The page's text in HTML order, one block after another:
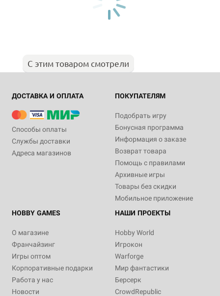
С этим товаром смотрели
ДОСТАВКА И ОПЛАТА
Способы оплаты
Службы доставки
Адреса магазинов
ПОКУПАТЕЛЯМ
Подобрать игру
Бонусная программа
Информация о заказе
Возврат товара
Помощь с правилами
Архивные игры
Товары без скидки
Мобильное приложение
HOBBY GAMES
О магазине
Франчайзинг
Игры оптом
Корпоративные подарки
Работа у нас
Новости
НАШИ ПРОЕКТЫ
Hobby World
Игрокон
Warforge
Мир фантастики
Берсерк
CrowdRepublic